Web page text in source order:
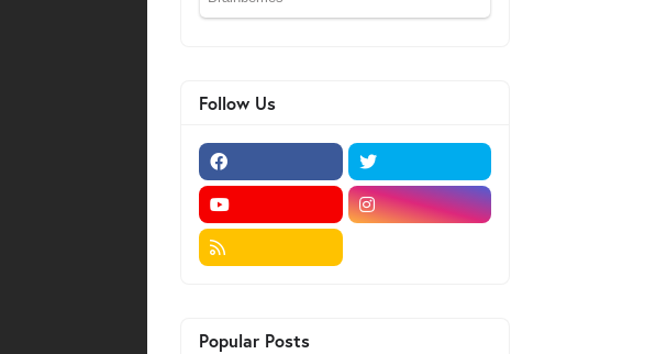
Follow Us
Popular Posts